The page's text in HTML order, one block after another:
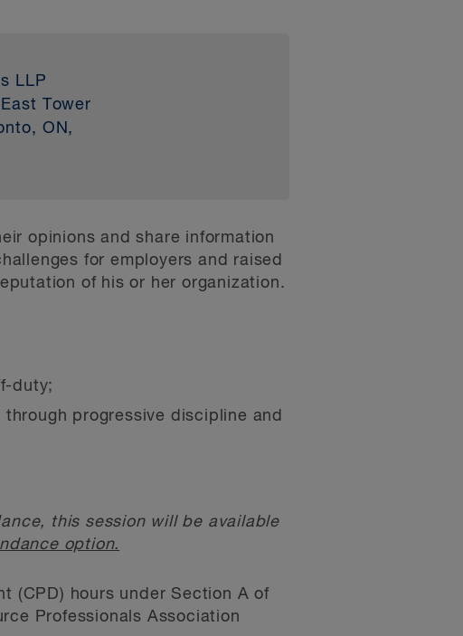
LLP
Tower
ON,
opinions and share information
for employers and raised
of his or her organization.
duty;
progressive discipline and
this session will be available
option.
(CPD) hours under Section A of
Professionals Association